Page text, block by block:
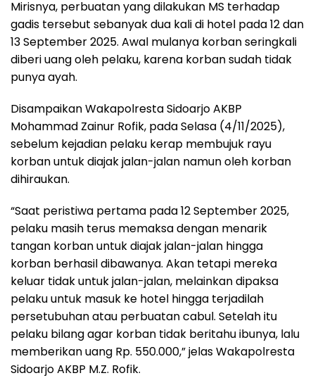
Mirisnya, perbuatan yang dilakukan MS terhadap
gadis tersebut sebanyak dua kali di hotel pada 12 dan
13 September 2025. Awal mulanya korban seringkali
diberi uang oleh pelaku, karena korban sudah tidak
punya ayah.
Disampaikan Wakapolresta Sidoarjo AKBP
Mohammad Zainur Rofik, pada Selasa (4/11/2025),
sebelum kejadian pelaku kerap membujuk rayu
korban untuk diajak jalan-jalan namun oleh korban
dihiraukan.
“Saat peristiwa pertama pada 12 September 2025,
pelaku masih terus memaksa dengan menarik
tangan korban untuk diajak jalan-jalan hingga
korban berhasil dibawanya. Akan tetapi mereka
keluar tidak untuk jalan-jalan, melainkan dipaksa
pelaku untuk masuk ke hotel hingga terjadilah
persetubuhan atau perbuatan cabul. Setelah itu
pelaku bilang agar korban tidak beritahu ibunya, lalu
memberikan uang Rp. 550.000,” jelas Wakapolresta
Sidoarjo AKBP M.Z. Rofik.